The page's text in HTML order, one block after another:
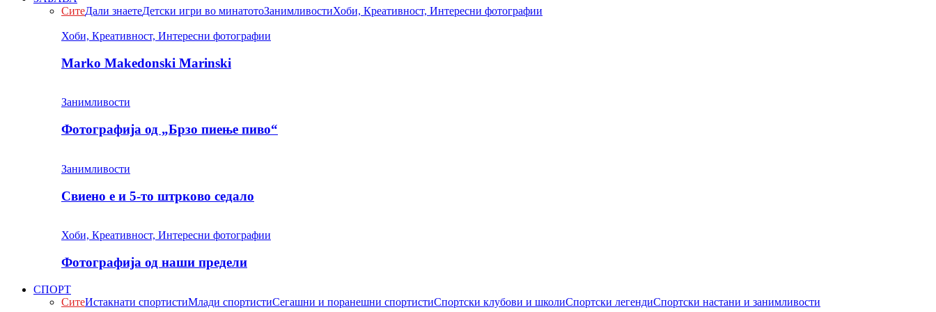
СитеДали знаетеДетски игри во минатотоЗанимливостиХоби, Креативност, Интересни фотографии
Хоби, Креативност, Интересни фотографии
Marko Makedonski Marinski
Занимливости
Фотографија од „Брзо пиење пиво“
Занимливости
Свиено е и 5-то штрково седало
Хоби, Креативност, Интересни фотографии
Фотографија од наши предели
СПОРТ
СитеИстакнати спортистиМлади спортистиСегашни и поранешни спортистиСпортски клубови и школиСпортски легендиСпортски настани и занимливости